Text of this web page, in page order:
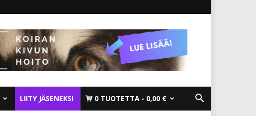
LIITY JÄSENEKSI 0 TUOTETTA 0,00 €